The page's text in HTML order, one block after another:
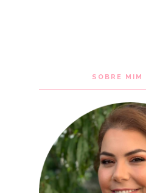
SOBRE MIM